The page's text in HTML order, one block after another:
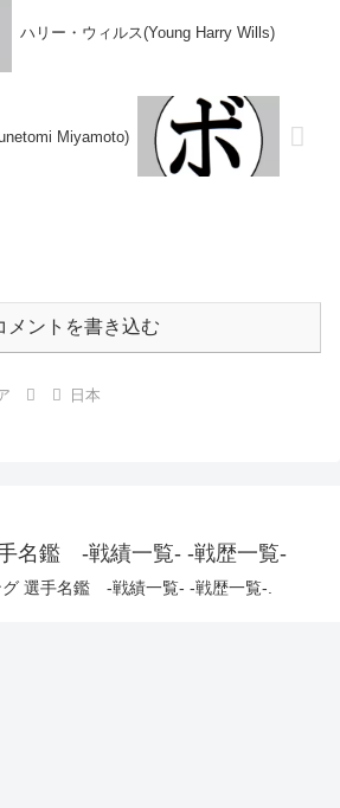
ハリー・ウィルス(Young Harry Wills)
Miyamoto)
メントを書き込む
日本
名鑑 -戦績一覧- -戦歴一覧-
選手名鑑 -戦績一覧- -戦歴一覧-.